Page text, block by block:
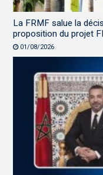
La FRMF salue la
proposition du projet
01/08/2026